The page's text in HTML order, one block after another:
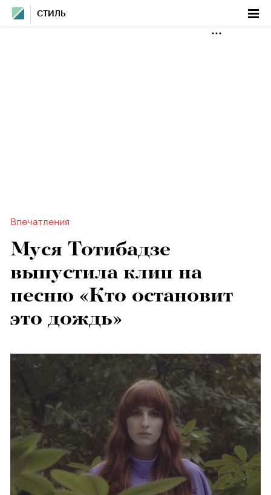
СТИЛЬ
Впечатления
Муся Тотибадзе
выпустила клип на
песню «Кто остановит
это дождь»